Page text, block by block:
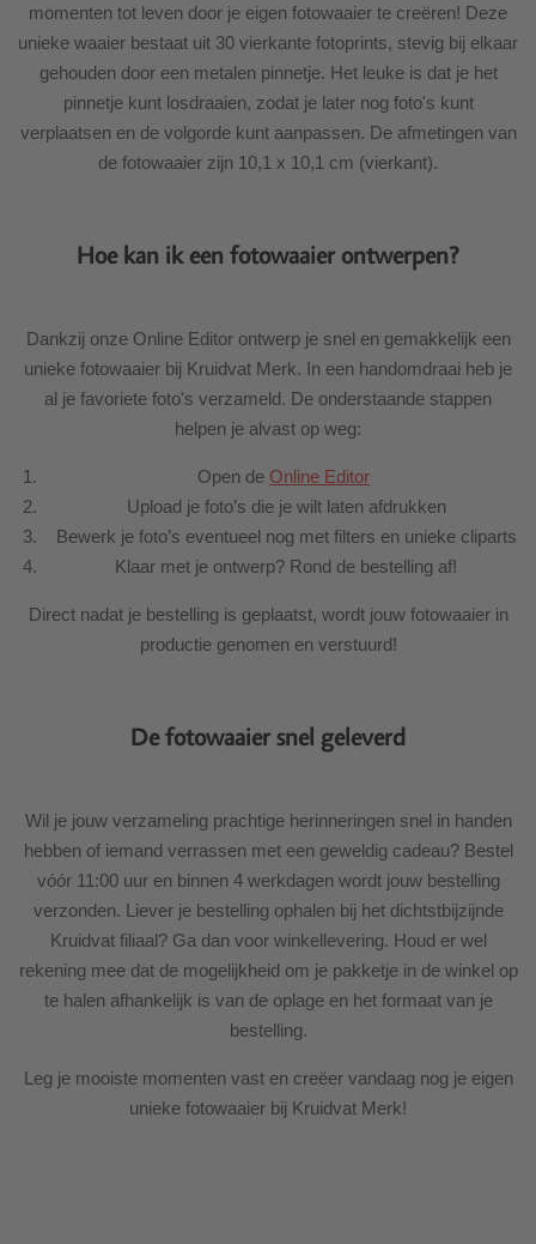
momenten tot leven door je eigen fotowaaier te creëren! Deze
unieke waaier bestaat uit 30 vierkante fotoprints, stevig bij elkaar
gehouden door een metalen pinnetje. Het leuke is dat je het
pinnetje kunt losdraaien, zodat je later nog foto's kunt
verplaatsen en de volgorde kunt aanpassen. De afmetingen van
de fotowaaier zijn 10,1 x 10,1 cm (vierkant).
Hoe kan ik een fotowaaier ontwerpen?
Dankzij onze Online Editor ontwerp je snel en gemakkelijk een
unieke fotowaaier bij Kruidvat Merk. In een handomdraai heb je
al je favoriete foto's verzameld. De onderstaande stappen
helpen je alvast op weg:
Open de Online Editor
Upload je foto’s die je wilt laten afdrukken
Bewerk je foto’s eventueel nog met filters en unieke cliparts
Klaar met je ontwerp? Rond de bestelling af!
Direct nadat je bestelling is geplaatst, wordt jouw fotowaaier in
productie genomen en verstuurd!
De fotowaaier snel geleverd
Wil je jouw verzameling prachtige herinneringen snel in handen
hebben of iemand verrassen met een geweldig cadeau? Bestel
vóór 11:00 uur en binnen 4 werkdagen wordt jouw bestelling
verzonden. Liever je bestelling ophalen bij het dichtstbijzijnde
Kruidvat filiaal? Ga dan voor winkellevering. Houd er wel
rekening mee dat de mogelijkheid om je pakketje in de winkel op
te halen afhankelijk is van de oplage en het formaat van je
bestelling.
Leg je mooiste momenten vast en creëer vandaag nog je eigen
unieke fotowaaier bij Kruidvat Merk!